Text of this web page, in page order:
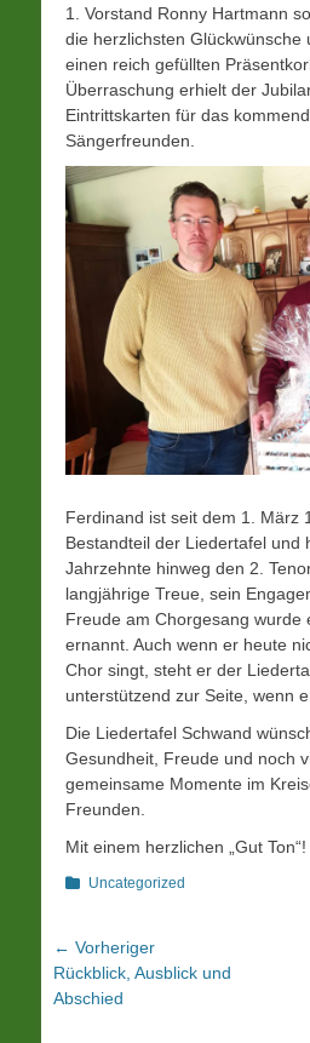
1. Vorstand Ronny Hartmann
die herzlichsten Glückwünsche
einen reich gefüllten
Überraschung erhielt der
Eintrittskarten für das
Sängerfreunden.
Ferdinand ist seit dem 1. März
Bestandteil der Liedertafel und
Jahrzehnte hinweg den 2.
langjährige Treue, sein
Freude am Chorgesang wurde
ernannt. Auch wenn er heute
Chor singt, steht er der
unterstützend zur Seite, wenn
Die Liedertafel Schwand
Gesundheit, Freude und noch
gemeinsame Momente im
Freunden.
Mit einem herzlichen „Gut Ton“!
Kategorien
Uncategorized
Beitrags-
Navigation
← Vorheriger
Vorheriger
Beitrag:
Rückblick, Ausblick und
Abschied